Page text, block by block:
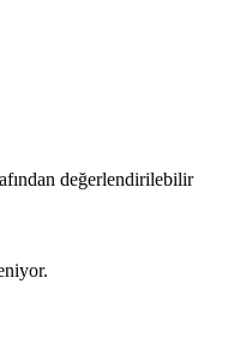
değerlendirilebilir